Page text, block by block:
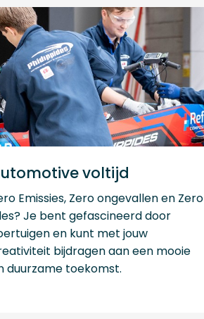
voltijd
Emissies, Zero ongevallen en Zero
Je bent gefascineerd door
en kunt met jouw
bijdragen aan een mooie
duurzame toekomst.